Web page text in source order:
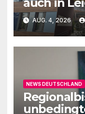
AUG. 4, 2026
NEWS DEUTSCHLAND